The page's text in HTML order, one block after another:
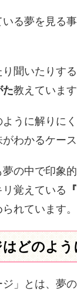
る夢を見る
聞いたりす
た教えています
うに解りに
わかるケー
夢の中で印象
覚えている
れています。
どのよ
」とは、夢